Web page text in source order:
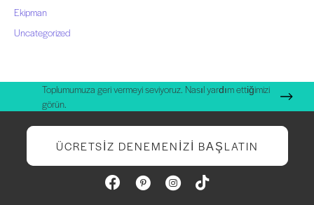
Ekipman
Uncategorized
Toplumumuza geri vermeyi seviyoruz. Nasıl yardım ettiğimizi
görün.
ÜCRETSIZ DENEMENIZI BAŞLATIN